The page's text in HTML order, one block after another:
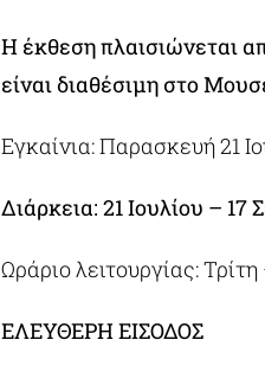
Η έκθεση πλαισιώνεται
είναι διαθέσιμη στο
Εγκαίνια: Παρασκευή 21
Διάρκεια: 21 Ιουλίου – 17
Ωράριο λειτουργίας:
ΕΛΕΥΘΕΡΗ ΕΙΣΟΔΟΣ